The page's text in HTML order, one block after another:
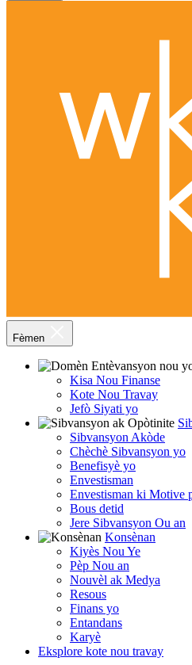
Fèmen
Kisa Nou Finanse
Kote Nou Travay
Jefò Siyati yo
Sibvansyon Akòde
Chèchè Sibvansyon yo
Benefisyè yo
Envestisman
Envestisman ki Motive
Bous detid
Jere Sibvansyon Ou an
Konsènan
Kiyès Nou Ye
Pèp Nou an
Nouvèl ak Medya
Resous
Finans yo
Entandans
Karyè
Eksplore kote nou travay